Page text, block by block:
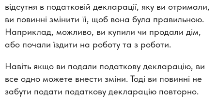
відсутня в податковій декларації, яку ви отримали,
ви повинні змінити її, щоб вона була правильною.
Наприклад, можливо, ви купили чи продали дім,
або почали їздити на роботу та з роботи.
Навіть якщо ви подали податкову декларацію, ви
все одно можете внести зміни. Тоді ви повинні не
забути подати податкову декларацію повторно.